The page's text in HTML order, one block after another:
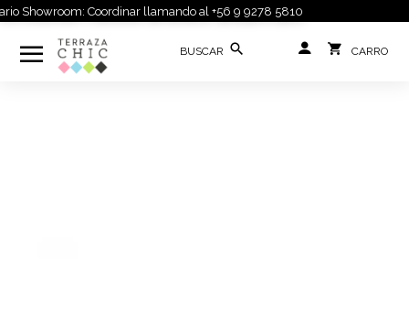
Showroom: Coordinar llamando al +56 9 9278 5810